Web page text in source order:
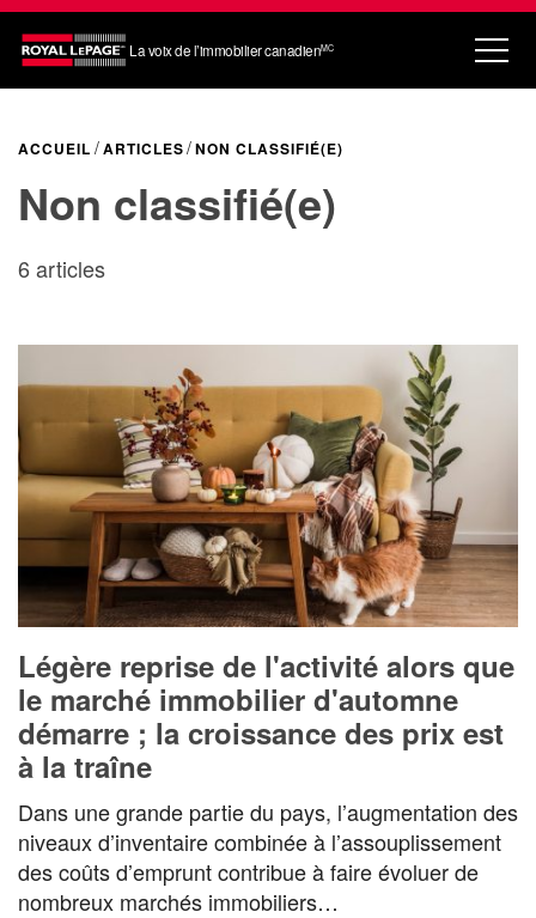
La voix de l’immobilier canadienMC
ACCUEIL ARTICLES NON CLASSIFIÉ(E)
Non classifié(e)
6 articles
Légère reprise de l'activité alors que
le marché immobilier d'automne
démarre ; la croissance des prix est
à la traîne
Dans une grande partie du pays, l’augmentation des
niveaux d’inventaire combinée à l’assouplissement
des coûts d’emprunt contribue à faire évoluer de
nombreux marchés immobiliers…